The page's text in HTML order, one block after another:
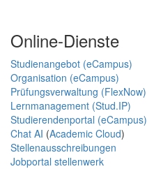
Online-Dienste
Studienangebot (eCampus)
Organisation (eCampus)
Prüfungsverwaltung (FlexNow)
Lernmanagement (Stud.IP)
Studierendenportal (eCampus)
Chat AI (Academic Cloud)
Stellenausschreibungen
Jobportal stellenwerk